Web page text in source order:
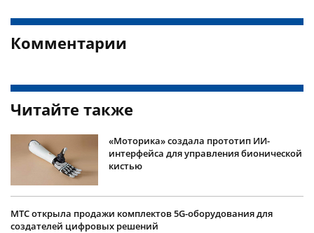
Комментарии
Читайте также
«Моторика» создала прототип ИИ-
интерфейса для управления бионической
кистью
МТС открыла продажи комплектов 5G-оборудования для
создателей цифровых решений